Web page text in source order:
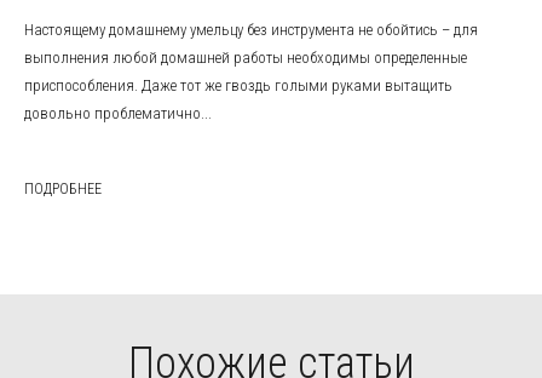
Настоящему домашнему умельцу без инструмента не обойтись – для
выполнения любой домашней работы необходимы определенные
приспособления. Даже тот же гвоздь голыми руками вытащить
довольно проблематично...
ПОДРОБНЕЕ
Похожие статьи